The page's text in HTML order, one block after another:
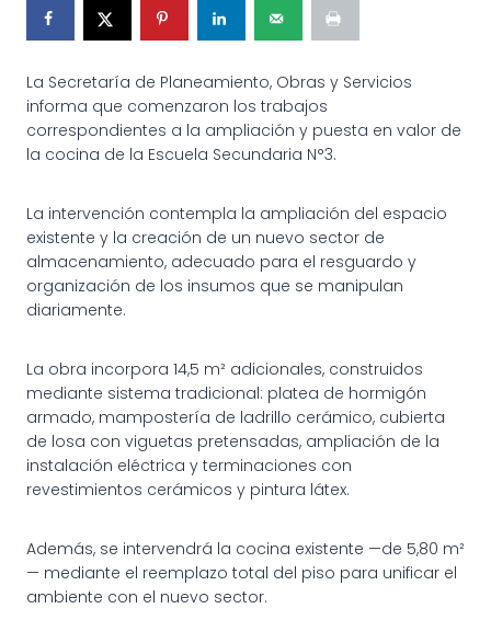
La Secretaría de Planeamiento, Obras y Servicios
informa que comenzaron los trabajos
correspondientes a la ampliación y puesta en valor de
la cocina de la Escuela Secundaria N°3.
La intervención contempla la ampliación del espacio
existente y la creación de un nuevo sector de
almacenamiento, adecuado para el resguardo y
organización de los insumos que se manipulan
diariamente.
La obra incorpora 14,5 m² adicionales, construidos
mediante sistema tradicional: platea de hormigón
armado, mampostería de ladrillo cerámico, cubierta
de losa con viguetas pretensadas, ampliación de la
instalación eléctrica y terminaciones con
revestimientos cerámicos y pintura látex.
Además, se intervendrá la cocina existente —de 5,80 m²
— mediante el reemplazo total del piso para unificar el
ambiente con el nuevo sector.